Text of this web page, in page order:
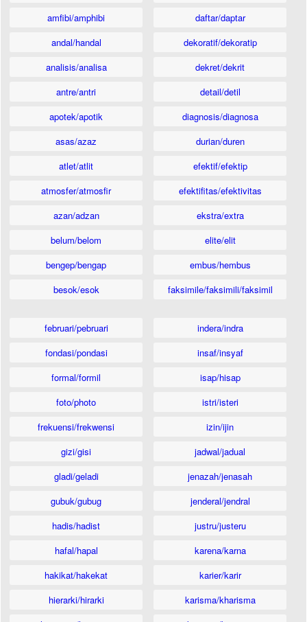
amfibi/amphibi
andal/handal
analisis/analisa
antre/antri
apotek/apotik
asas/azaz
atlet/atlit
atmosfer/atmosfir
azan/adzan
belum/belom
bengep/bengap
besok/esok
daftar/daptar
dekoratif/dekoratip
dekret/dekrit
detail/detil
diagnosis/diagnosa
durian/duren
efektif/efektip
efektifitas/efektivitas
ekstra/extra
elite/elit
embus/hembus
faksimile/faksimili/faksimil
februari/pebruari
fondasi/pondasi
formal/formil
foto/photo
frekuensi/frekwensi
gizi/gisi
gladi/geladi
gubuk/gubug
hadis/hadist
hafal/hapal
hakikat/hakekat
hierarki/hirarki
indera/indra
insaf/insyaf
isap/hisap
istri/isteri
izin/ijin
jadwal/jadual
jenazah/jenasah
jenderal/jendral
justru/justeru
karena/karna
karier/karir
karisma/kharisma